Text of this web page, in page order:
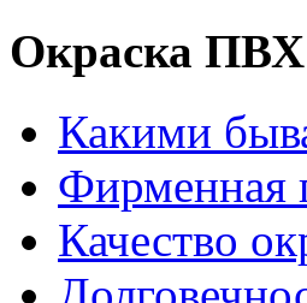
Окраска
Какими
Фирменная
Качество